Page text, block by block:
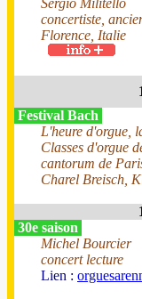
Sergio Militello
concertiste,
Florence, Italie
Festival Bach
L'heure d'orgue,
Classes d'orgue
cantorum de
Charel Breisch,
30e saison
Michel Bourcier
concert lecture
Lien :